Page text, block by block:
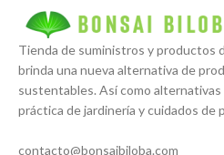
Tienda de suministros y productos
brinda una nueva alternativa de
sustentables. Así como alternativas
práctica de jardinería y cuidados de
contacto@bonsaibiloba.com